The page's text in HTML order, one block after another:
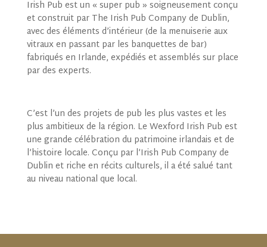
Irish Pub est un « super pub » soigneusement conçu
et construit par The Irish Pub Company de Dublin,
avec des éléments d’intérieur (de la menuiserie aux
vitraux en passant par les banquettes de bar)
fabriqués en Irlande, expédiés et assemblés sur place
par des experts.
C’est l’un des projets de pub les plus vastes et les
plus ambitieux de la région. Le Wexford Irish Pub est
une grande célébration du patrimoine irlandais et de
l’histoire locale. Conçu par l’Irish Pub Company de
Dublin et riche en récits culturels, il a été salué tant
au niveau national que local.